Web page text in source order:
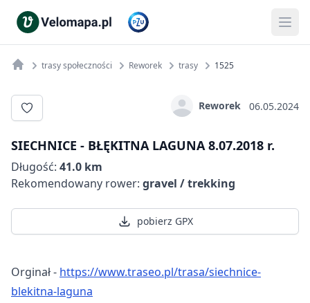
trasy społeczności Reworek trasy 1525
Reworek 06.05.2024
SIECHNICE - BŁĘKITNA LAGUNA 8.07.2018 r.
Długość: 41.0 km
Rekomendowany rower: gravel / trekking
pobierz GPX
Orginał - https://www.traseo.pl/trasa/siechnice-
blekitna-laguna